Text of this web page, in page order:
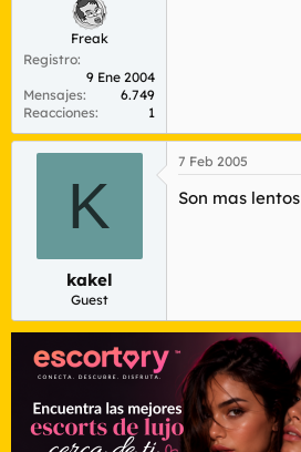
Freak
Registro
9 Ene 2004
Mensajes
6.749
Reacciones
1
K
kakel
Guest
7 Feb 2005
Son mas